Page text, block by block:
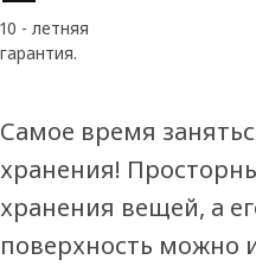
10 - летняя
гарантия.
Самое время
хранения!
хранения вещей, а
поверхность можно